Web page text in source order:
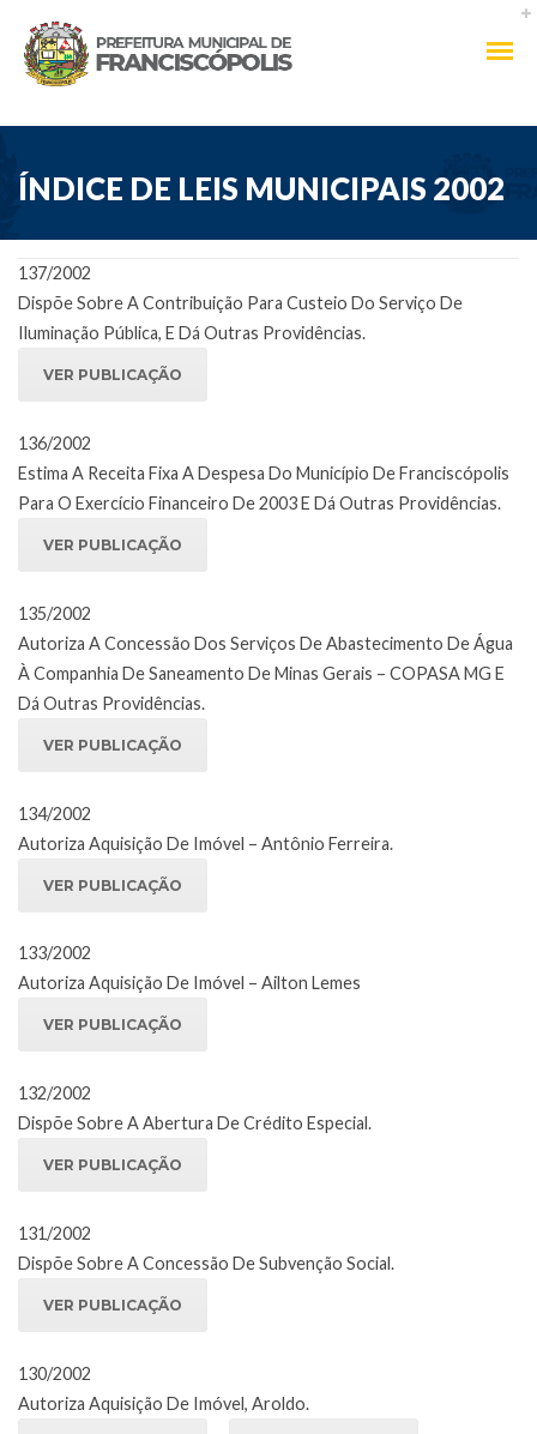
ÍNDICE DE LEIS MUNICIPAIS 2002
137/2002
Dispõe Sobre A Contribuição Para Custeio Do Serviço De
Iluminação Pública, E Dá Outras Providências.
VER PUBLICAÇÃO
136/2002
Estima A Receita Fixa A Despesa Do Município De Franciscópolis
Para O Exercício Financeiro De 2003 E Dá Outras Providências.
VER PUBLICAÇÃO
135/2002
Autoriza A Concessão Dos Serviços De Abastecimento De Água
À Companhia De Saneamento De Minas Gerais – COPASA MG E
Dá Outras Providências.
VER PUBLICAÇÃO
134/2002
Autoriza Aquisição De Imóvel – Antônio Ferreira.
VER PUBLICAÇÃO
133/2002
Autoriza Aquisição De Imóvel – Ailton Lemes
VER PUBLICAÇÃO
132/2002
Dispõe Sobre A Abertura De Crédito Especial.
VER PUBLICAÇÃO
131/2002
Dispõe Sobre A Concessão De Subvenção Social.
VER PUBLICAÇÃO
130/2002
Autoriza Aquisição De Imóvel, Aroldo.